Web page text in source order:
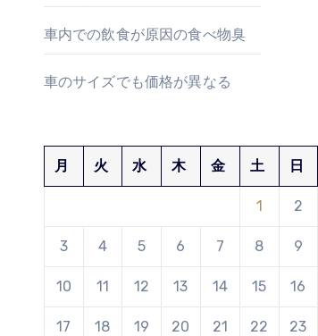
車内での飲食が原因の食べ物臭
車のサイズでも価格が異なる
月 火 水 木 金 土 日
1 2
3 4 5 6 7 8 9
10 11 12 13 14 15 16
17 18 19 20 21 22 23